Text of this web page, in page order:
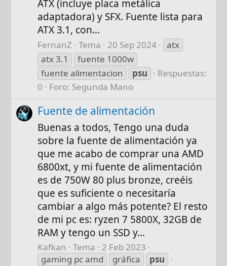
ATX (incluye placa metálica
adaptadora) y SFX. Fuente lista para
ATX 3.1, con...
FernanZ Tema 20 Sep 2024
atx
atx 3.1
fuente 1000w
fuente alimentacion
psu
Respuestas:
0
Foro: Segunda Mano
Fuente de alimentación
Buenas a todos, Tengo una duda
sobre la fuente de alimentación ya
que me acabo de comprar una AMD
6800xt, y mi fuente de alimentación
es de 750W 80 plus bronze, creéis
que es suficiente o necesitaría
cambiar a algo más potente? El resto
de mi pc es: ryzen 7 5800X, 32GB de
RAM y tengo un SSD y...
Kafkan Tema
2 Feb 2023
gaming pc amd
gráfica
psu